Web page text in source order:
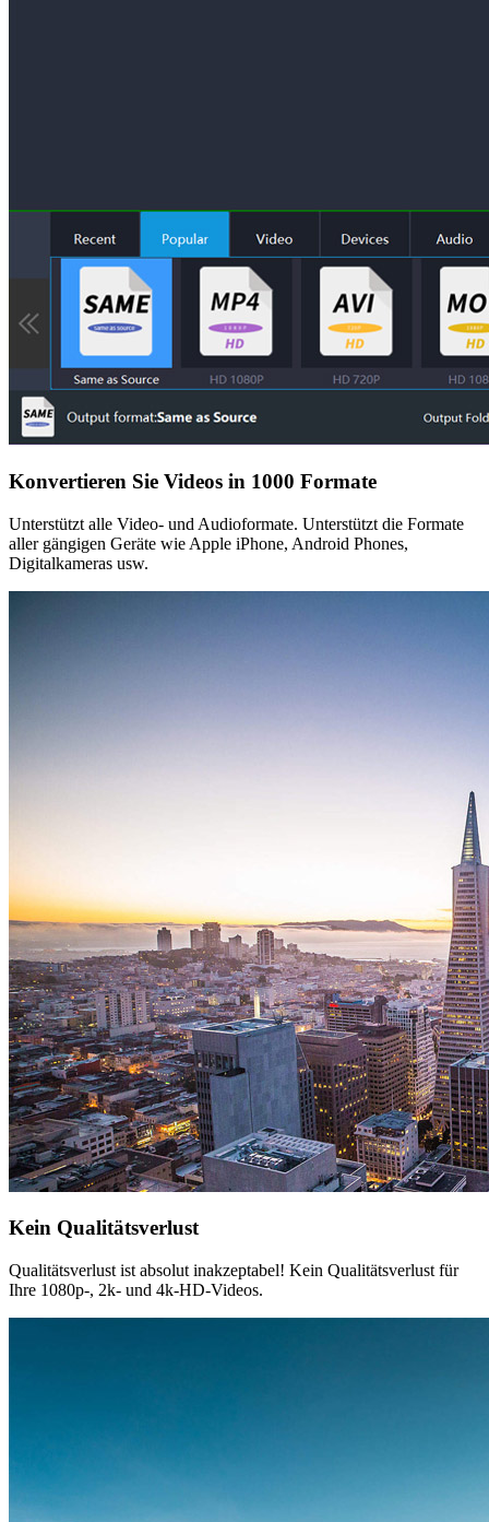
Konvertieren Sie Videos in 1000 Formate
Unterstützt alle Video- und Audioformate. Unterstützt die Formate
aller gängigen Geräte wie Apple iPhone, Android Phones,
Digitalkameras usw.
Kein Qualitätsverlust
Qualitätsverlust ist absolut inakzeptabel! Kein Qualitätsverlust für
Ihre 1080p-, 2k- und 4k-HD-Videos.